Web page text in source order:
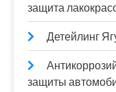
защита
Детейлинг
защиты